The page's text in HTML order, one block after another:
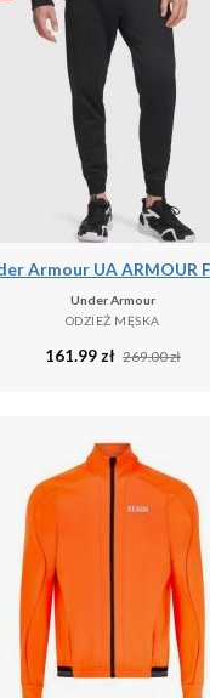
Under Armour
ODZIEŻ MĘSKA
161.99 zł 269.00zł